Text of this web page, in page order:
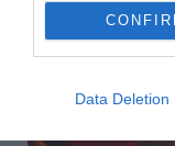
Data Deletion